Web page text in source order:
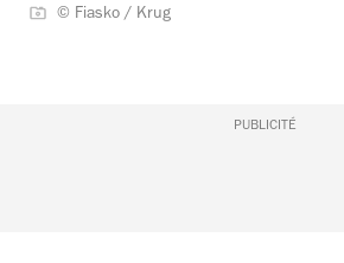
© Fiasko / Krug
PUBLICITÉ